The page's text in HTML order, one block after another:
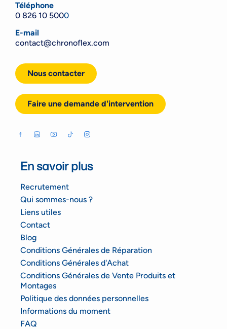
Téléphone
0 826 10 5000
E-mail
contact@chronoflex.com
Nous contacter
Faire une demande d'intervention
En savoir plus
Recrutement
Qui sommes-nous ?
Liens utiles
Contact
Blog
Conditions Générales de Réparation
Conditions Générales d'Achat
Conditions Générales de Vente Produits et
Montages
Politique des données personnelles
Informations du moment
FAQ